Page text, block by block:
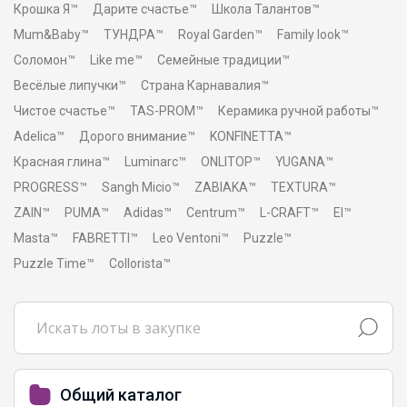
Общий каталог
Крошка Я™ Дарите счастье™
Школа Талантов™
Mum&Baby™
ТУНДРА™ Royal Garden™
Family look™
Соломон™
Like me™
Семейные традиции™
Весёлые липучки™
Страна Карнавалия™
Чистое счастье™
TAS-PROM™
Керамика ручной работы™
Adelica™
Дорого внимание™
KONFINETTA™
Красная глина™
Luminarc™ ONLITOP™
YUGANA™
PROGRESS™
Sangh Micio™ ZABIAKA™
TEXTURA™
ZAIN™
PUMA™ Adidas™ Centrum™ L-CRAFT™
El™
Masta™
FABRETTI™ Leo Ventoni™
Puzzle™
Puzzle Time™
Collorista™